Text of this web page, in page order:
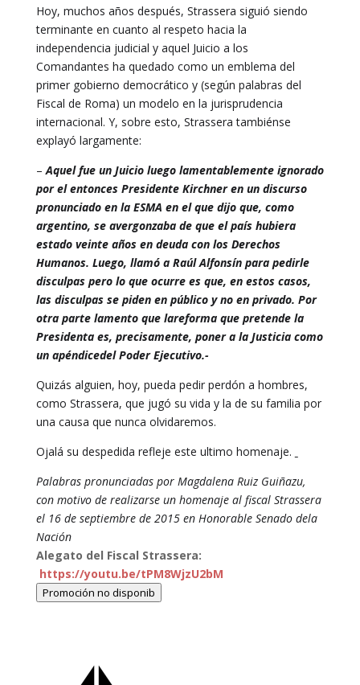
Hoy, muchos años después, Strassera siguió siendo
terminante en cuanto al respeto hacia la
independencia judicial y aquel Juicio a los
Comandantes ha quedado como un emblema del
primer gobierno democrático y (según palabras del
Fiscal de Roma) un modelo en la jurisprudencia
internacional. Y, sobre esto, Strassera tambiénse
explayó largamente:
–Aquel fue un Juicio luego lamentablemente ignorado
por el entonces Presidente Kirchner en un discurso
pronunciado en la ESMA en el que dijo que, como
argentino, se avergonzaba de que el país hubiera
estado veinte años en deuda con los Derechos
Humanos. Luego, llamó a Raúl Alfonsín para pedirle
disculpas pero lo que ocurre es que, en estos casos,
las disculpas se piden en público y no en privado. Por
otra parte lamento que lareforma que pretende la
Presidenta es, precisamente, poner a la Justicia como
un apéndicedel Poder Ejecutivo.-
Quizás alguien, hoy, pueda pedir perdón a hombres,
como Strassera, que jugó su vida y la de su familia por
una causa que nunca olvidaremos.
Ojalá su despedida refleje este ultimo homenaje.
Palabras pronunciadas por Magdalena Ruiz Guiñazu,
con motivo de realizarse un homenaje al fiscal Strassera
el 16 de septiembre de 2015 en Honorable Senado dela
Nación
Alegato del Fiscal Strassera:
https://youtu.be/tPM8WjzU2bM
Promoción no disponib